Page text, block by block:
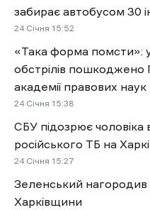
забирає автобусом 30
24 Січня 15:52
«Така форма помсти»:
обстрілів пошкоджено
академії правових наук
24 Січня 15:38
СБУ підозрює чоловіка
російського ТБ на
24 Січня 15:27
Зеленський
Харківщини